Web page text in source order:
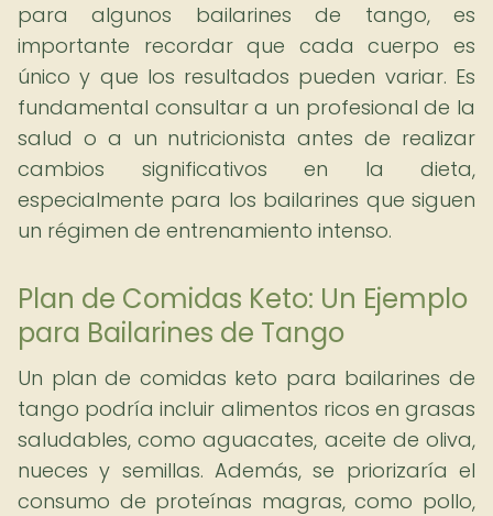
para algunos bailarines de tango, es
importante recordar que cada cuerpo es
único y que los resultados pueden variar. Es
fundamental consultar a un profesional de la
salud o a un nutricionista antes de realizar
cambios significativos en la dieta,
especialmente para los bailarines que siguen
un régimen de entrenamiento intenso.
Plan de Comidas Keto: Un Ejemplo
para Bailarines de Tango
Un plan de comidas keto para bailarines de
tango podría incluir alimentos ricos en grasas
saludables, como aguacates, aceite de oliva,
nueces y semillas. Además, se priorizaría el
consumo de proteínas magras, como pollo,